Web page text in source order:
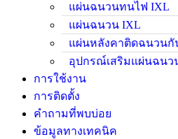
แผ่นฉนวนทนไฟ IXL
แผ่นฉนวน IXL
แผ่นหลังคาติดฉนวนกั
อุปกรณ์เสริมแผ่นฉนว
การใช้งาน
การติดตั้ง
คำถามที่พบบ่อย
ข้อมูลทางเทคนิค